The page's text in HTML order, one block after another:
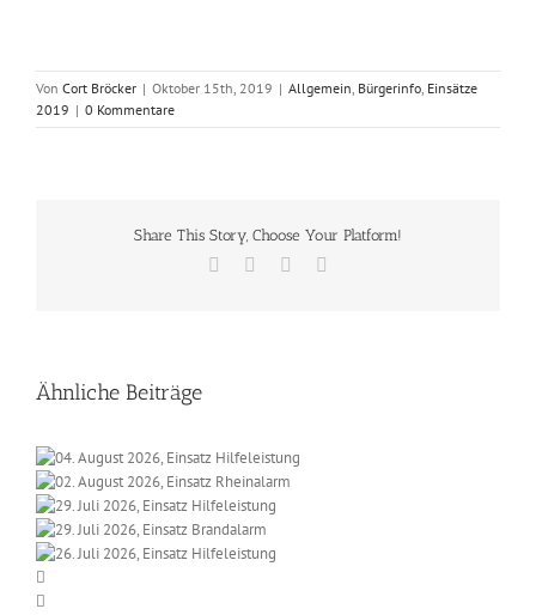
Von Cort Bröcker | Oktober 15th, 2019 | Allgemein, Bürgerinfo, Einsätze
2019 | 0 Kommentare
Share This Story, Choose Your Platform!
Facebook
Ähnliche Beiträge